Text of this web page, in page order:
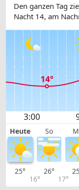
Den ganzen Tag
Nacht 14, am
Heute So
25°
16°
26°
17°